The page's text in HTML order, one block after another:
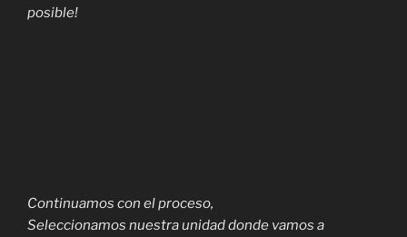
posible!
Continuamos con el proceso,
Seleccionamos nuestra unidad donde vamos a